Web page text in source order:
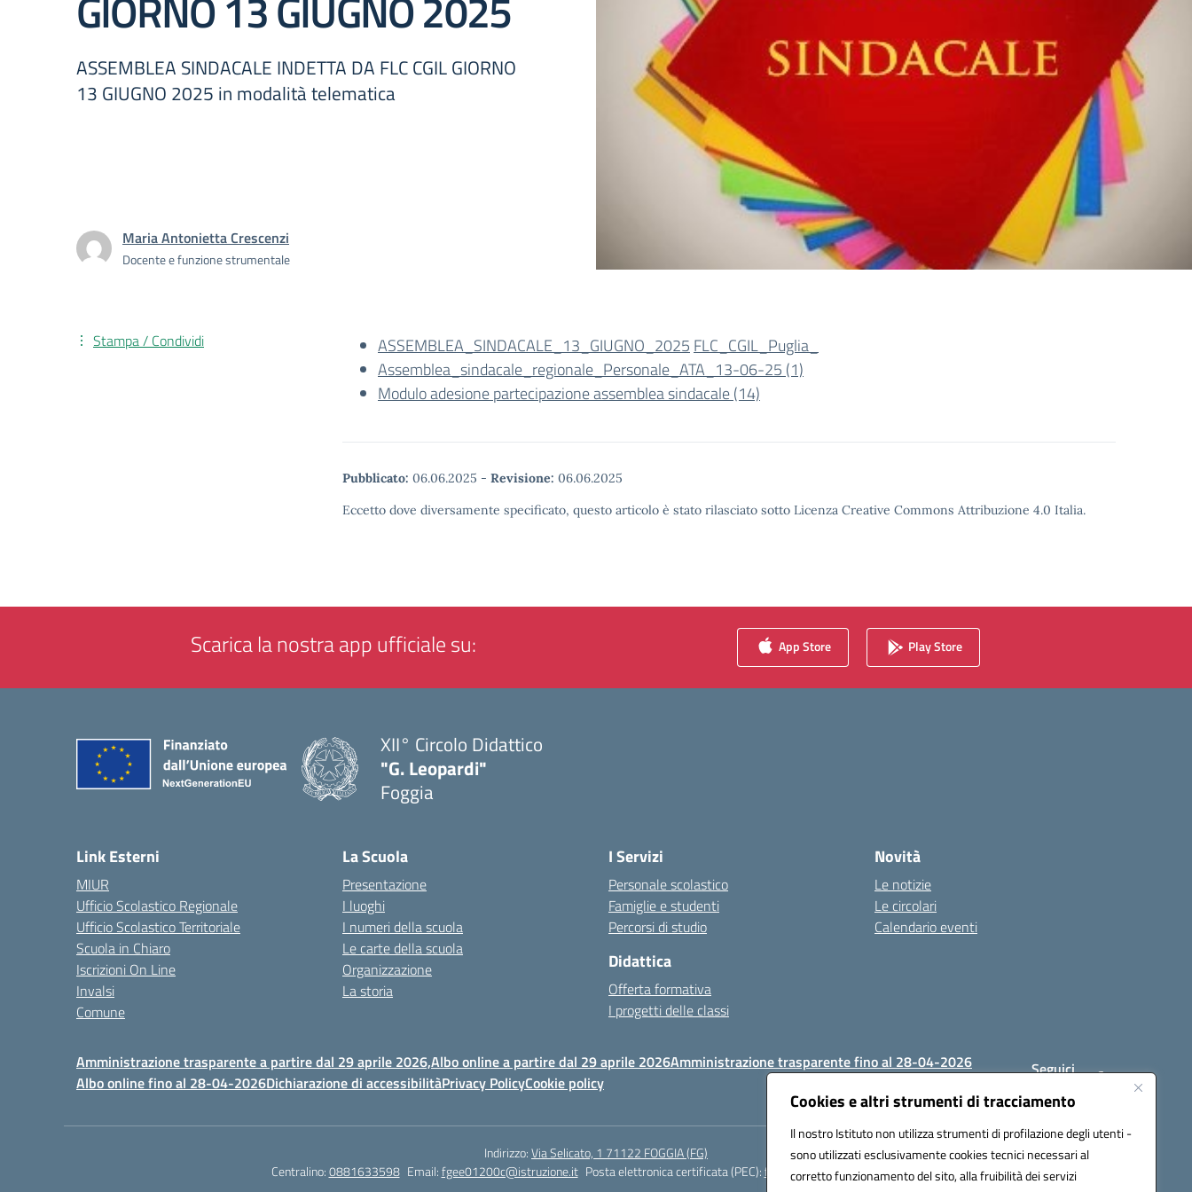
Cookies e altri strumenti di tracciamento
Il nostro Istituto non utilizza strumenti di profilazione degli utenti -
sono utilizzati esclusivamente cookies tecnici necessari al
corretto funzionamento del sito, alla fruibilità dei servizi
ASSEMBLEA SINDACALE INDETTA DA FLC CGIL GIORNO
13 GIUGNO 2025 in modalità telematica
Maria Antonietta Crescenzi
Docente e funzione strumentale
ASSEMBLEA_SINDACALE_13_GIUGNO_2025 FLC_CGIL_Puglia_
Assemblea_sindacale_regionale_Personale_ATA_13-06-25 (1)
Modulo adesione partecipazione assemblea sindacale (14)
Pubblicato: 06.06.2025 - Revisione: 06.06.2025
Eccetto dove diversamente specificato, questo articolo è stato rilasciato sotto Licenza Creative Commons Attribuzione 4.0 Italia.
Stampa / Condividi
Scarica la nostra app ufficiale su: App Store Play Store
XII° Circolo Didattico
"G. Leopardi"
Foggia
Link Esterni
MIUR
Ufficio Scolastico Regionale
Ufficio Scolastico Territoriale
Scuola in Chiaro
Iscrizioni On Line
Invalsi
Comune
La Scuola
Presentazione
I luoghi
I numeri della scuola
Le carte della scuola
Organizzazione
La storia
I Servizi
Personale scolastico
Famiglie e studenti
Percorsi di studio
Didattica
Offerta formativa
I progetti delle classi
Novità
Le notizie
Le circolari
Calendario eventi
Amministrazione trasparente a partire dal 29 aprile 2026,Albo online a partire dal 29 aprile 2026Amministrazione trasparente fino al 28-04-2026
Albo online fino al 28-04-2026Dichiarazione di accessibilitàPrivacy PolicyCookie policy
Seguici
Indirizzo:Via Selicato, 1 71122 FOGGIA (FG)
Centralino:0881633598 Email:fgee01200c@istruzione.it Posta elettronica certificata (PEC):fgee01200c@pec.istruzione.it